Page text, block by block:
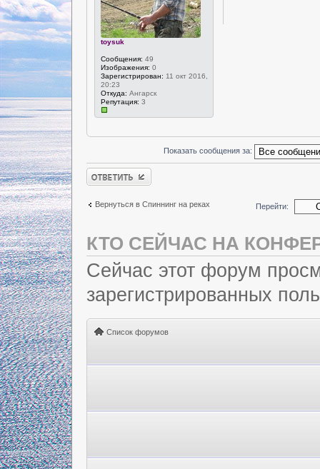
toysuk
Сообщения: 49
Изображения: 0
Зарегистрирован: 11 окт 2016,
20:23
Откуда: Ангарск
Репутация: 3
Показать сообщения за:
Ответить
Вернуться в Спиннинг на реках Перейти:
КТО СЕЙЧАС НА
Сейчас этот форум
зарегистрированных
Список форумов